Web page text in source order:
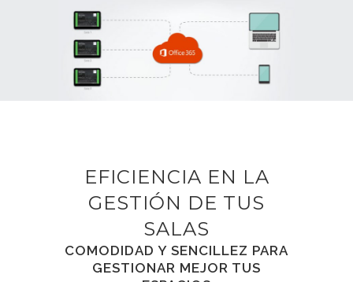
EFICIENCIA EN LA
GESTIÓN DE TUS
SALAS
COMODIDAD Y SENCILLEZ PARA
GESTIONAR MEJOR TUS